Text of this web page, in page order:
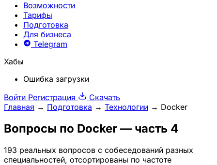
Возможности
Тарифы
Подготовка
Для бизнеса
Telegram
Хабы
Ошибка загрузки
Войти Регистрация
Скачать
Главная → Подготовка → Технологии → Docker
Вопросы по Docker — часть 4
193 реальных вопросов с собеседований разных
специальностей, отсортированы по частоте